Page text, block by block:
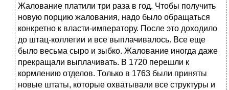
Жалование платили три раза в год. Чтобы получить
новую порцию жалования, надо было обращаться
конкретно к власти-императору. После это доходило
до штац-коллегии и все выплачивалось. Все еще
было весьма сыро и зыбко. Жалование иногда даже
прекращали выплачивать. В 1720 перешли к
кормлению отделов. Только в 1763 были приняты
новые штаты, которые охватывали все структуры и